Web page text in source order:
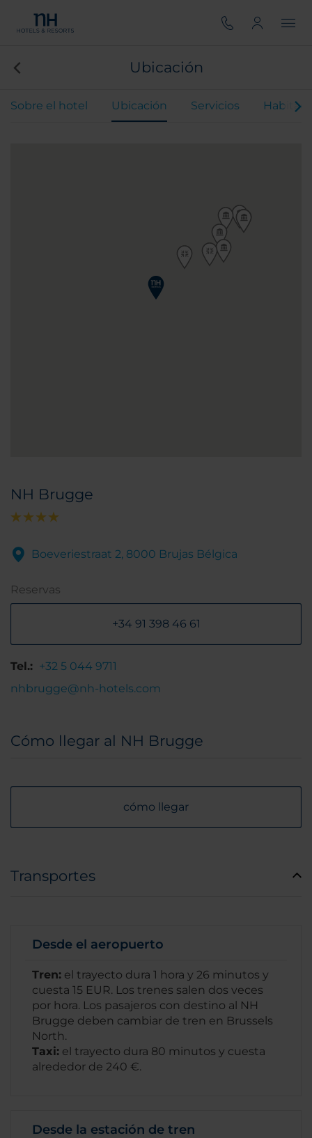
Ubicación
Sobre el hotel Ubicación Servicios
NH Brugge
Boeveriestraat 2, 8000 Brujas Bélgica
Reservas
+34 91 398 46 61
Tel.: +32 5 044 9711
nhbrugge@nh-hotels.com
Cómo llegar al NH Brugge
cómo llegar
Transportes
Desde el aeropuerto
Tren: el trayecto dura 1 hora y 26 minutos y
cuesta 15 EUR. Los trenes salen dos veces
por hora. Los pasajeros con destino al NH
Brugge deben cambiar de tren en Brussels
North.
Taxi: el trayecto dura 80 minutos y cuesta
alrededor de 240 €.
Desde la estación de tren